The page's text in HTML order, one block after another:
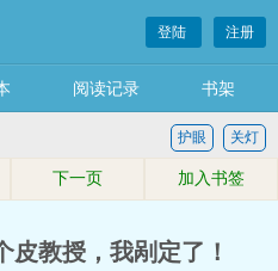
登陆 注册
阅读记录 书架
关灯
护眼
下一页 加入书签
皮教授，我剐定了！